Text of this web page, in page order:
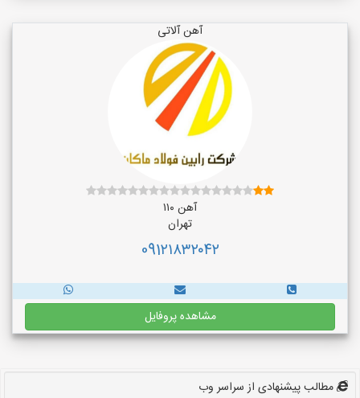
آهن آلاتی
آهن ۱۱۰
تهران
091۲۱۸۳۲۰۴۲
مشاهده پروفایل
مطالب پیشنهادی از سراسر وب